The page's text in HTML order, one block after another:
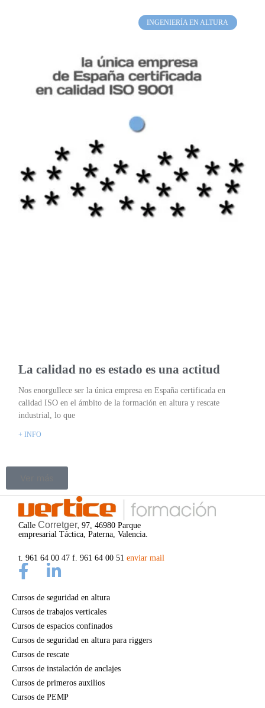
INGENIERÍA EN ALTURA
La calidad no es estado es una actitud
Nos enorgullece ser la única empresa en España certificada en
calidad ISO en el ámbito de la formación en altura y rescate
industrial, lo que
+ INFO
CalleCorretger, 97, 46980 Parque
empresarial Táctica, Paterna, Valencia.
t. 961 64 00 47 f. 961 64 00 51enviar mail
Cursos de seguridad en altura
Cursos de trabajos verticales
Cursos de espacios confinados
Cursos de seguridad en altura para riggers
Cursos de rescate
Cursos de instalación de anclajes
Cursos de primeros auxilios
Cursos de PEMP